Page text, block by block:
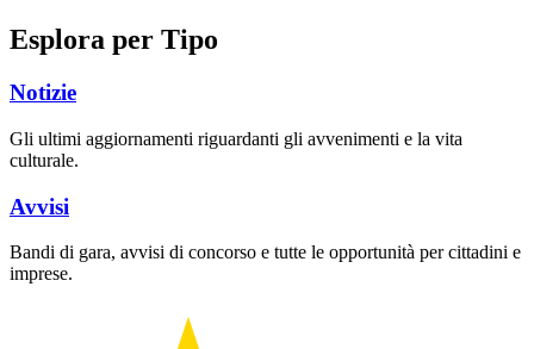
Esplora per Tipo
Notizie
Gli ultimi aggiornamenti riguardanti gli avvenimenti e la vita
culturale.
Avvisi
Bandi di gara, avvisi di concorso e tutte le opportunità per cittadini e
imprese.